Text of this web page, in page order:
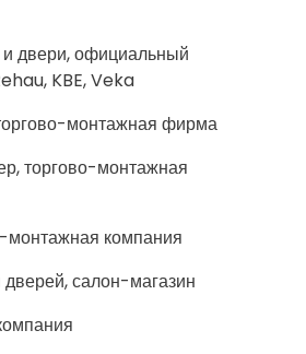
и двери, официальный
KBE, Veka
монтажная фирма
торгово-монтажная
монтажная компания
салон-магазин